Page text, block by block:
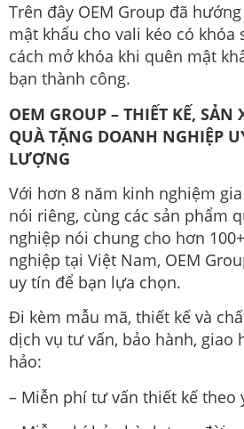
Trên đây OEM Group đã
mật khẩu cho vali kéo có khóa
cách mở khóa khi quên mật
bạn thành công.
OEM GROUP – THIẾT KẾ, SẢN
QUÀ TẶNG DOANH NGHIỆP
LƯỢNG
Với hơn 8 năm kinh nghiệm
nói riêng, cùng các sản phẩm
nghiệp nói chung cho hơn
nghiệp tại Việt Nam, OEM
uy tín để bạn lựa chọn.
Đi kèm mẫu mã, thiết kế và
dịch vụ tư vấn, bảo hành, giao
hảo:
– Miễn phí tư vấn thiết kế theo